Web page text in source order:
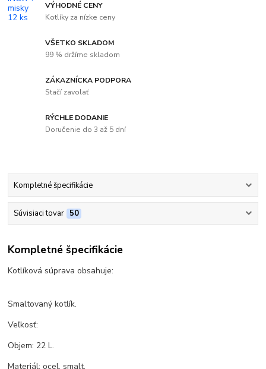
VÝHODNÉ CENY
Kotlíky za nízke ceny
VŠETKO SKLADOM
99 % držíme skladom
ZÁKAZNÍCKA PODPORA
Stačí zavolať
RÝCHLE DODANIE
Doručenie do 3 až 5 dní
Kompletné špecifikácie
Súvisiaci tovar 50
Kompletné špecifikácie
Kotlíková súprava obsahuje:
Smaltovaný kotlík.
Veľkosť:
Objem: 22 L.
Materiál: ocel, smalt.